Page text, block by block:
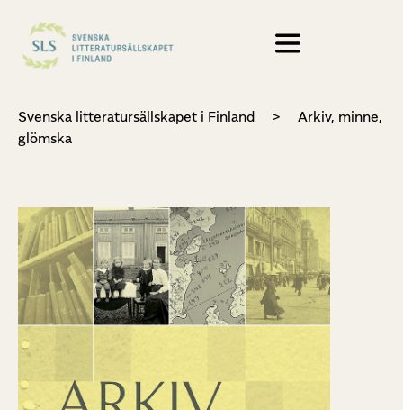
Svenska litteratursällskapet i Finland >
Arkiv, minne,
glömska